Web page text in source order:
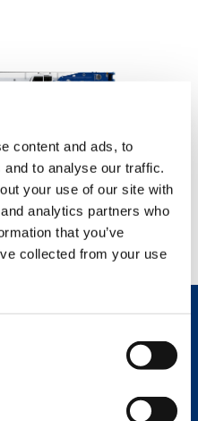
content and ads, to
to analyse our traffic.
your use of our site with
analytics partners who
that you’ve
collected from your use
1 LUFFING JIB